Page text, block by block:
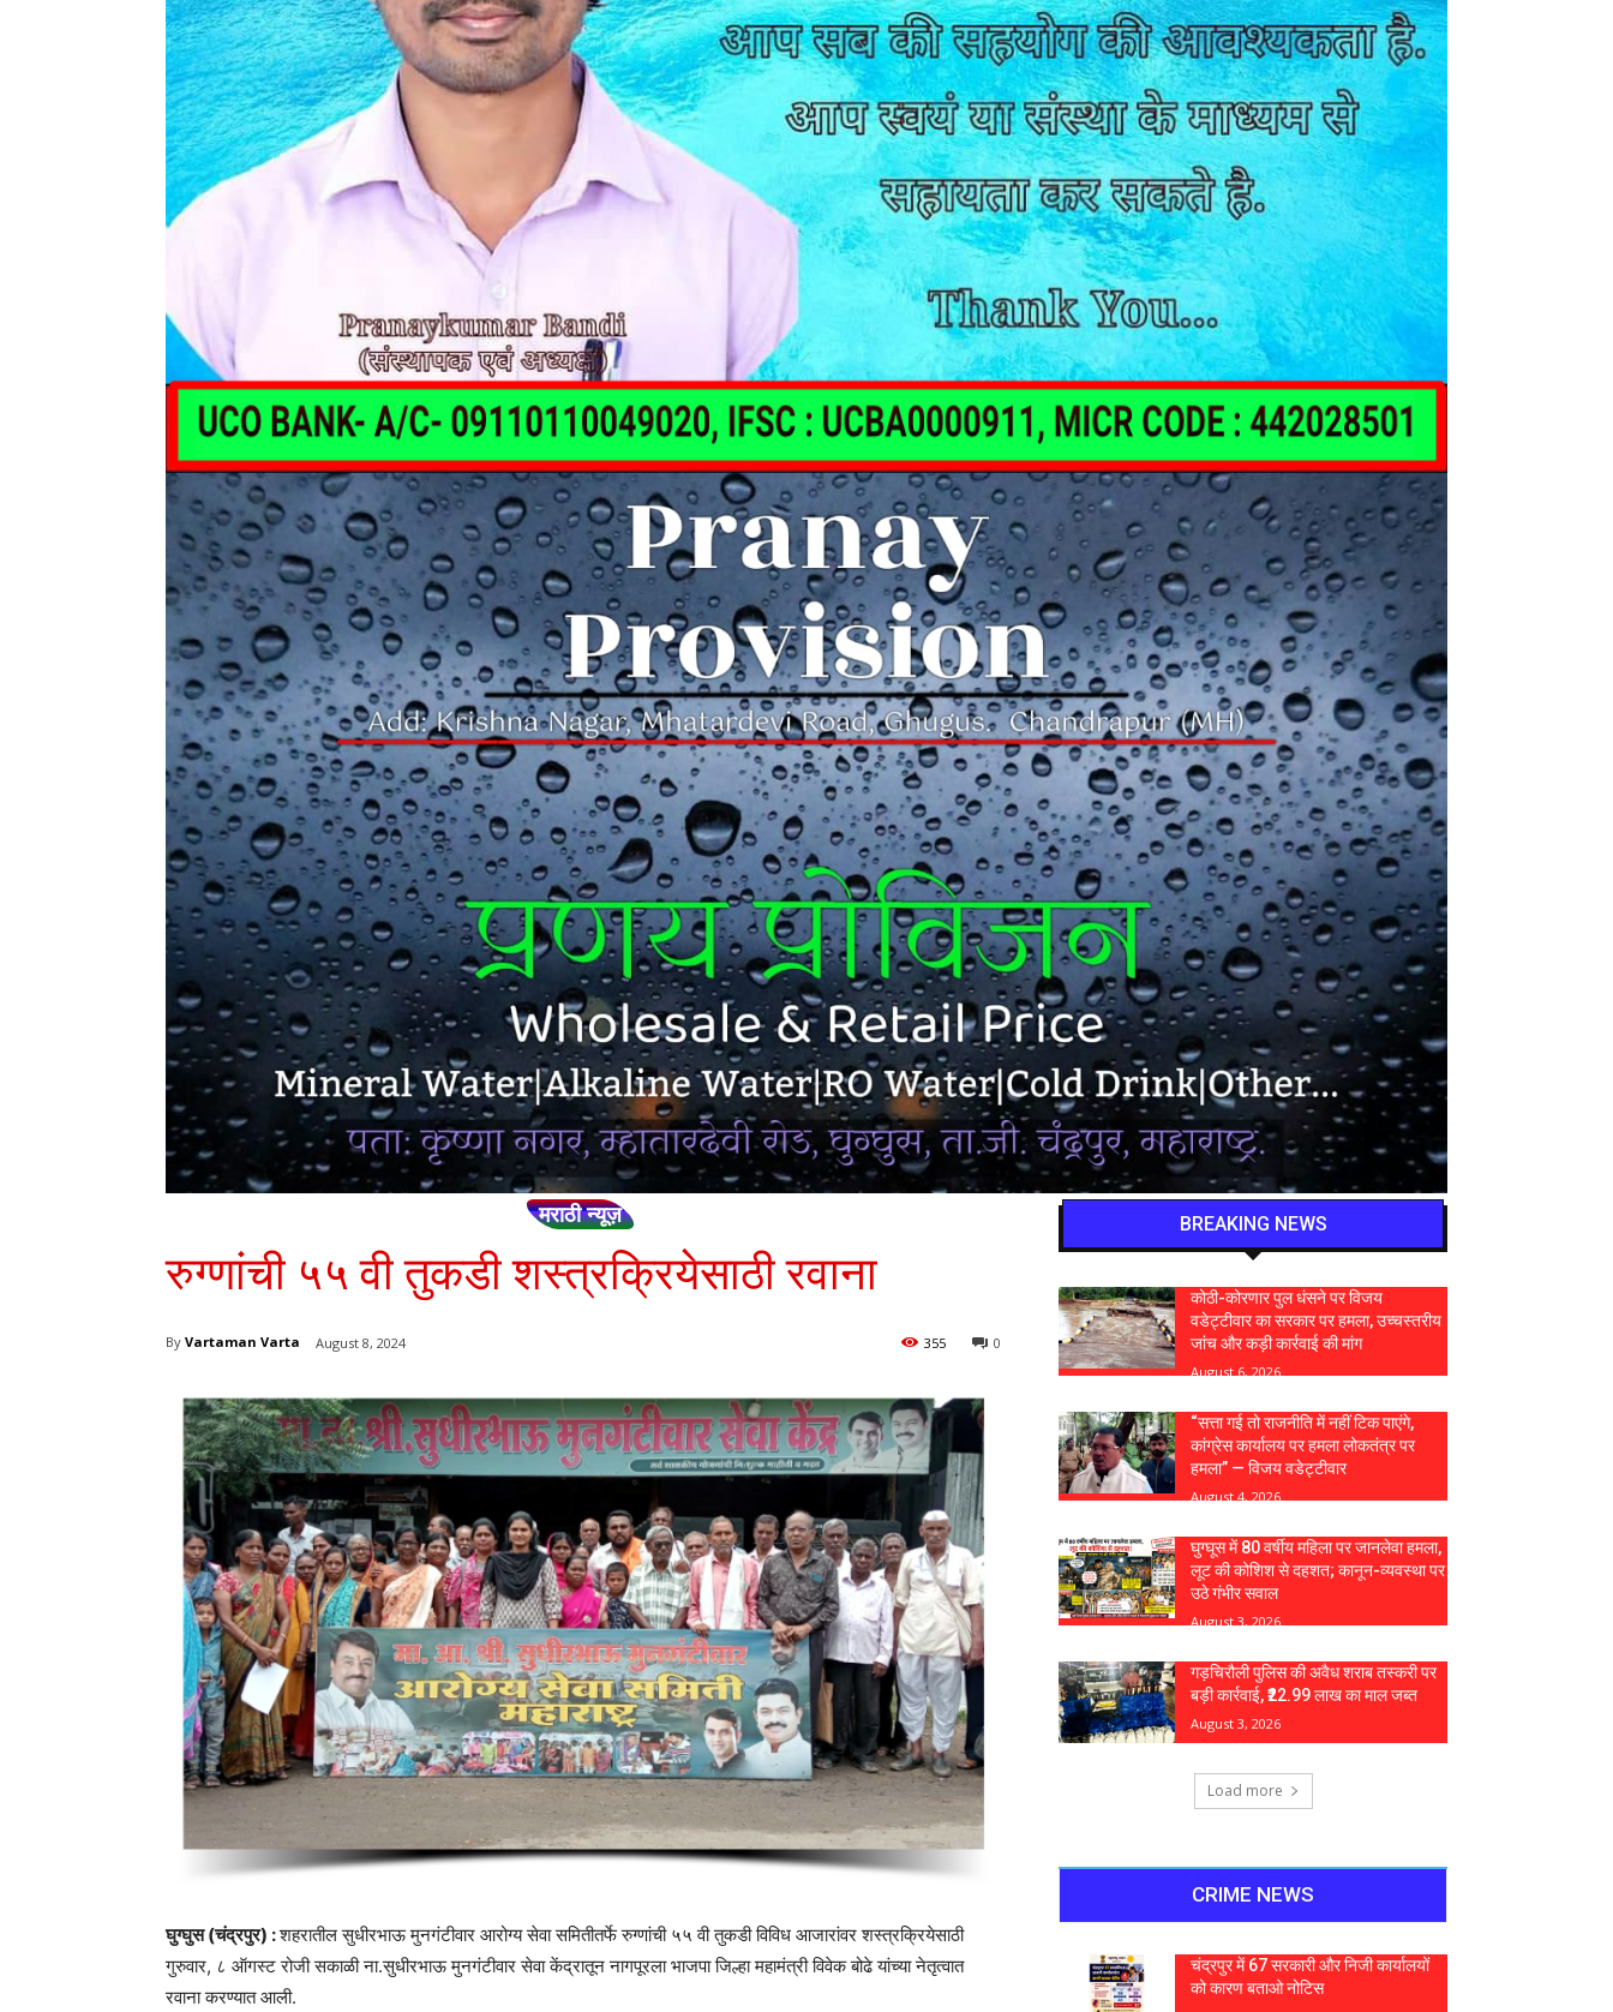
मराठी न्यूज़
रुग्णांची ५५ वी तुकडी शस्त्रक्रियेसाठी रवाना
By Vartaman Varta August 8, 2024 0
355
घुग्घुस (चंद्रपुर) :शहरातील सुधीरभाऊ मुनगंटीवार आरोग्य सेवा समितीतर्फे रुग्णांची ५५ वी तुकडी विविध आजारांवर शस्त्रक्रियेसाठी
गुरुवार, ८ ऑगस्ट रोजी सकाळी ना.सुधीरभाऊ मुनगंटीवार सेवा केंद्रातून नागपूरला भाजपा जिल्हा महामंत्री विवेक बोढे यांच्या नेतृत्वात
रवाना करण्यात आली.
BREAKING NEWS
कोठी-कोरणार पुल धंसने पर विजय
वडेट्टीवार का सरकार पर हमला, उच्चस्तरीय
जांच और कड़ी कार्रवाई की मांग
August 6, 2026
“सत्ता गई तो राजनीति में नहीं टिक पाएंगे,
कांग्रेस कार्यालय पर हमला लोकतंत्र पर
हमला” — विजय वडेट्टीवार
August 4, 2026
घुग्घूस में 80 वर्षीय महिला पर जानलेवा हमला,
लूट की कोशिश से दहशत; कानून-व्यवस्था पर
उठे गंभीर सवाल
August 3, 2026
गड़चिरौली पुलिस की अवैध शराब तस्करी पर
बड़ी कार्रवाई, ₹22.99 लाख का माल जब्त
August 3, 2026
Load more
CRIME NEWS
चंद्रपुर में 67 सरकारी और निजी कार्यालयों
को कारण बताओ नोटिस